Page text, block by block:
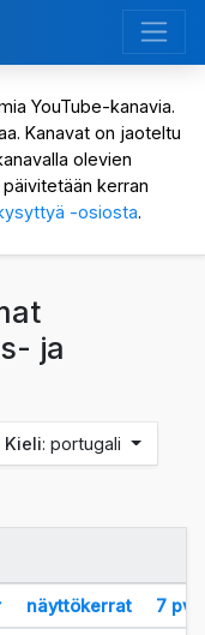
YouTube-kanavia.
Kanavat on jaoteltu
olevien
kerran
-osiosta.
ja
Kieli: portugali
näyttökerrat 7 pv